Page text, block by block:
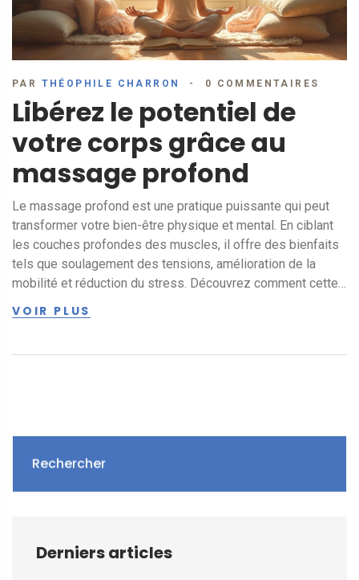
PAR THÉOPHILE CHARRON 0 COMMENTAIRES
Libérez le potentiel de
votre corps grâce au
massage profond
Le massage profond est une pratique puissante qui peut
transformer votre bien-être physique et mental. En ciblant
les couches profondes des muscles, il offre des bienfaits
tels que soulagement des tensions, amélioration de la
mobilité et réduction du stress. Découvrez comment cette
qualité de vie et révéler le potentiel de votre corps au
VOIR PLUS
Rechercher
Derniers articles